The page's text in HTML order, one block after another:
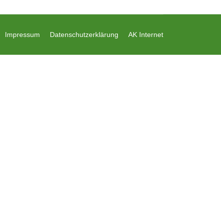
Impressum Datenschutzerklärung AK Internet